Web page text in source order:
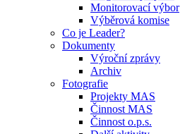
Monitorovací výbor
Výběrová komise
Co je Leader?
Dokumenty
Výroční zprávy
Archiv
Fotografie
Projekty MAS
Činnost MAS
Činnost o.p.s.